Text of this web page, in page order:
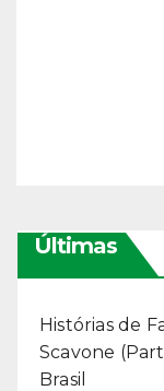
Últimas
Histórias de
Scavone
Brasil